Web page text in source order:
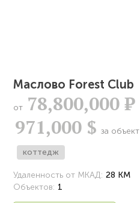
Маслово Forest Club
от 78,800,000Р
971,000 $ за объект
коттедж
Удаленность от МКАД: 28 КМ
Объектов: 1